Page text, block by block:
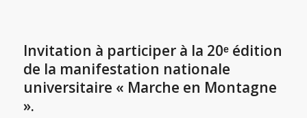
Invitation à participer à la 20ᵉ édition
de la manifestation nationale
universitaire « Marche en Montagne
».